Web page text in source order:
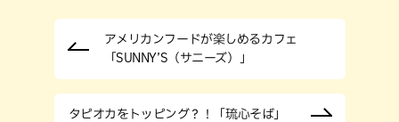
アメリカンフードが楽しめるカフェ
「SUNNY’S（サニーズ）」
タピオカをトッピング？！「琉心そば」